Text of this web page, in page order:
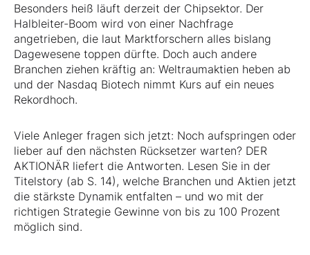
Besonders heiß läuft derzeit der Chipsektor. Der
Halbleiter-Boom wird von einer Nachfrage
angetrieben, die laut Marktforschern alles bislang
Dagewesene toppen dürfte. Doch auch andere
Branchen ziehen kräftig an: Weltraumaktien heben ab
und der Nasdaq Biotech nimmt Kurs auf ein neues
Rekordhoch.
Viele Anleger fragen sich jetzt: Noch aufspringen oder
lieber auf den nächsten Rücksetzer warten? DER
AKTIONÄR liefert die Antworten. Lesen Sie in der
Titelstory (ab S. 14), welche Branchen und Aktien jetzt
die stärkste Dynamik entfalten – und wo mit der
richtigen Strategie Gewinne von bis zu 100 Prozent
möglich sind.